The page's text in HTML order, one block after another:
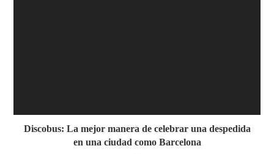
Discobus: La mejor manera de celebrar una despedida
en una ciudad como Barcelona